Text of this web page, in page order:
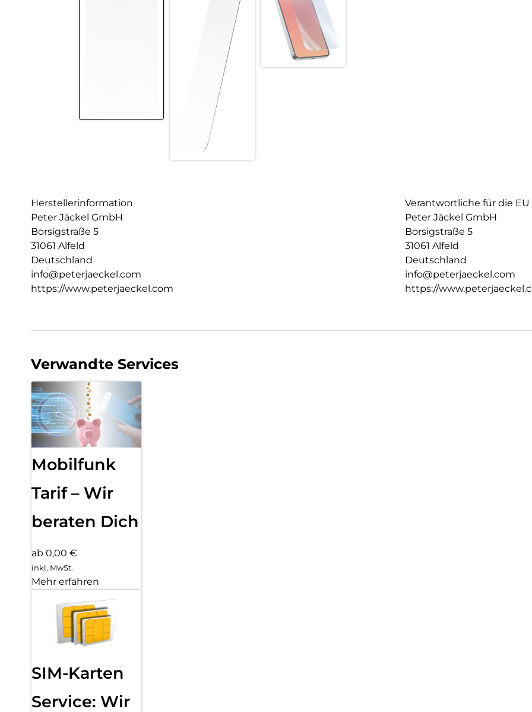
Herstellerinformation
Peter Jäckel GmbH
Borsigstraße 5
31061 Alfeld
Deutschland
info@peterjaeckel.com
https://www.peterjaeckel.com
Verantwortliche für die EU
Peter Jäckel GmbH
Borsigstraße 5
31061 Alfeld
Deutschland
info@peterjaeckel.com
https://
Verwandte Services
Mobilfunk
Tarif – Wir
beraten Dich
ab 0,00 €
inkl. MwSt.
Mehr erfahren
SIM-Karten
Service: Wir